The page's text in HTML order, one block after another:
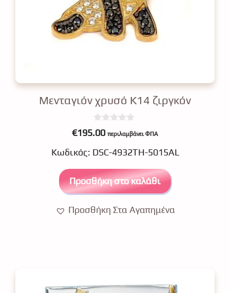
Μενταγιόν χρυσό Κ14 ζιργκόν
0
o
t
f
5
€195.00 περιλαμβάνει ΦΠΑ
Κωδικός: DSC-4932TH-5015AL
Προσθήκη στο καλάθι
Προσθήκη Στα Αγαπημένα